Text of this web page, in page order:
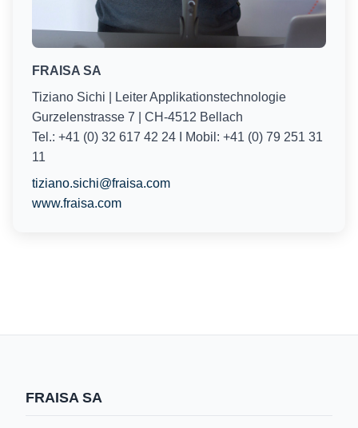
FRAISA SA
Tiziano Sichi | Leiter Applikationstechnologie
Gurzelenstrasse 7 | CH-4512 Bellach
Tel.: +41 (0) 32 617 42 24 I Mobil: +41 (0) 79 251 31
11
tiziano.sichi@fraisa.com
www.fraisa.com
FRAISA SA